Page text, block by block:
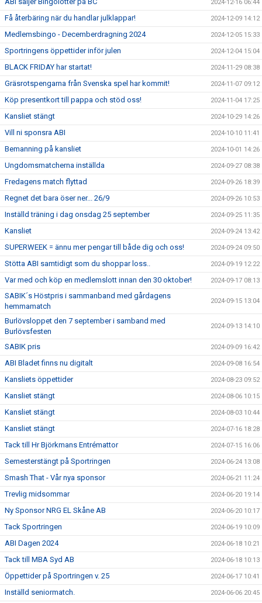
2024-12-16 06:44
Få återbäring när du handlar julklappar! 2024-12-09 14:12
Medlemsbingo - Decemberdragning 2024 2024-12-05 15:33
Sportringens öppettider inför julen 2024-12-04 15:04
BLACK FRIDAY har startat! 2024-11-29 08:38
Gräsrotspengarna från Svenska spel har kommit! 2024-11-07 09:12
Köp presentkort till pappa och stöd oss! 2024-11-04 17:25
Kansliet stängt 2024-10-29 14:26
Vill ni sponsra ABI 2024-10-10 11:41
Bemanning på kansliet 2024-10-01 14:26
Ungdomsmatcherna inställda 2024-09-27 08:38
Fredagens match flyttad 2024-09-26 18:39
Regnet det bara öser ner... 26/9 2024-09-26 10:53
Inställd träning i dag onsdag 25 september 2024-09-25 11:35
Kansliet 2024-09-24 13:42
SUPERWEEK = ännu mer pengar till både dig och oss! 2024-09-24 09:50
Stötta ABI samtidigt som du shoppar loss.. 2024-09-19 12:22
Var med och köp en medlemslott innan den 30 oktober! 2024-09-17 08:13
SABIK´s Höstpris i sammanband med gårdagens
hemmamatch
2024-09-15 13:04
Burlövsloppet den 7 september i samband med
Burlövsfesten
2024-09-13 14:10
SABIK pris 2024-09-09 16:42
ABI Bladet finns nu digitalt 2024-09-08 16:54
Kansliets öppettider 2024-08-23 09:52
Kansliet stängt 2024-08-06 10:15
Kansliet stängt 2024-08-03 10:44
Kansliet stängt 2024-07-16 18:28
Tack till Hr Björkmans Entrémattor 2024-07-15 16:06
Semesterstängt på Sportringen 2024-06-24 13:08
Smash That - Vår nya sponsor 2024-06-21 11:24
Trevlig midsommar 2024-06-20 19:14
Ny Sponsor NRG EL Skåne AB 2024-06-20 10:17
Tack Sportringen 2024-06-19 10:09
ABI Dagen 2024 2024-06-18 10:21
Tack till MBA Syd AB 2024-06-18 10:13
Öppettider på Sportringen v. 25 2024-06-17 10:41
Inställd seniormatch. 2024-06-06 20:45